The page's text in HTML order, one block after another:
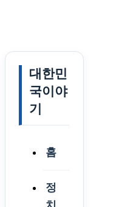
대한민
국이야
기
홈
정